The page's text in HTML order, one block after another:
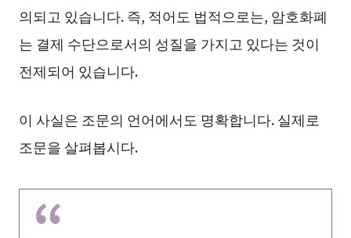
의되고 있습니다. 즉, 적어도 법적으로는, 암호화폐
는 결제 수단으로서의 성질을 가지고 있다는 것이
전제되어 있습니다.
이 사실은 조문의 언어에서도 명확합니다. 실제로
조문을 살펴봅시다.